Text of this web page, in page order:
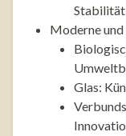
Stabilität
Moderne
Glas: